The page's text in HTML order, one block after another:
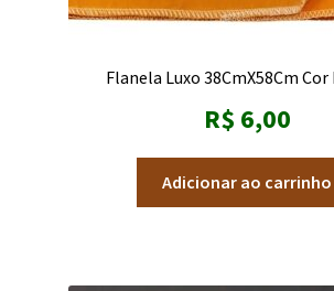
Flanela Luxo 38CmX58Cm Cor
R$ 6,00
Adicionar ao carrinho